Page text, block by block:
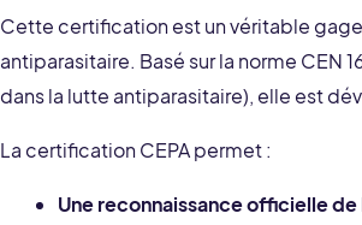
Cette certification est un véritable
antiparasitaire. Basé sur la norme CEN
dans la lutte antiparasitaire), elle est
La certification CEPA permet :
Une reconnaissance officielle